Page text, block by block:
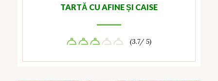
TARTĂ CU AFINE ȘI CAISE
(3.7/ 5)